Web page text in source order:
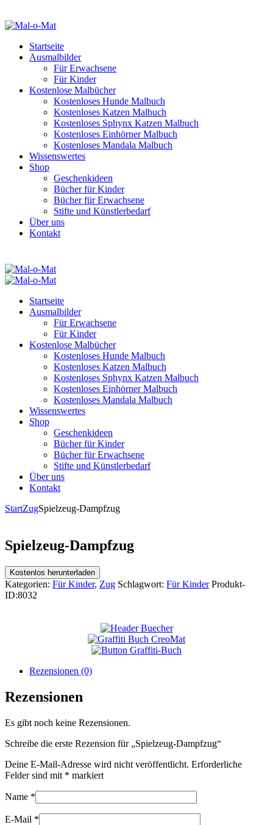
Startseite
Ausmalbilder
Für Erwachsene
Für Kinder
Kostenlose Malbücher
Kostenloses Hunde Malbuch
Kostenloses Katzen Malbuch
Kostenloses Sphynx Katzen Malbuch
Kostenloses Einhörner Malbuch
Kostenloses Mandala Malbuch
Wissenswertes
Shop
Geschenkideen
Bücher für Kinder
Bücher für Erwachsene
Stifte und Künstlerbedarf
Über uns
Kontakt
Startseite
Ausmalbilder
Für Erwachsene
Für Kinder
Kostenlose Malbücher
Kostenloses Hunde Malbuch
Kostenloses Katzen Malbuch
Kostenloses Sphynx Katzen Malbuch
Kostenloses Einhörner Malbuch
Kostenloses Mandala Malbuch
Wissenswertes
Shop
Geschenkideen
Bücher für Kinder
Bücher für Erwachsene
Stifte und Künstlerbedarf
Über uns
Kontakt
StartZugSpielzeug-Dampfzug
Spielzeug-Dampfzug
Kostenlos herunterladen
Kategorien: Für Kinder, Zug Schlagwort: Für Kinder Produkt-
ID:8032
Rezensionen (0)
Rezensionen
Es gibt noch keine Rezensionen.
Schreibe die erste Rezension für „Spielzeug-Dampfzug“
Deine E-Mail-Adresse wird nicht veröffentlicht. Erforderliche
Felder sind mit * markiert
Name *
E-Mail *